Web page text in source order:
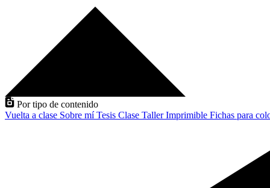
Por tipo de contenido
Vuelta a clase Sobre míTesis Clase TallerImprimible Fichas para